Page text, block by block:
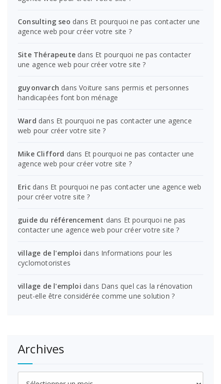
Consulting seo dans Et pourquoi ne pas contacter une
agence web pour créer votre site ?
Site Thérapeute dans Et pourquoi ne pas contacter
une agence web pour créer votre site ?
guyonvarch dansVoiture sans permis et personnes
handicapées font bon ménage
Ward dans Et pourquoi ne pas contacter une agence
web pour créer votre site ?
Mike Clifford dans Et pourquoi ne pas contacter une
agence web pour créer votre site ?
Ericdans Et pourquoi ne pas contacter une agence web
pour créer votre site ?
guide du référencement dans Et pourquoi ne pas
contacter une agence web pour créer votre site ?
village de l'emploi dans Informations pour les
cyclomotoristes
village de l'emploi dans Dans quel cas la rénovation
peut-elle être considérée comme une solution ?
Archives
Archives